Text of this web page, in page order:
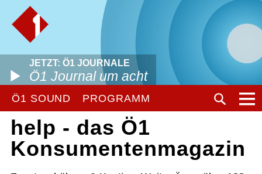
JETZT: Ö1 JOURNALE
Ö1 Journal um acht
Ö1 SOUND PROGRAMM
help - das Ö1
Konsumentenmagazin